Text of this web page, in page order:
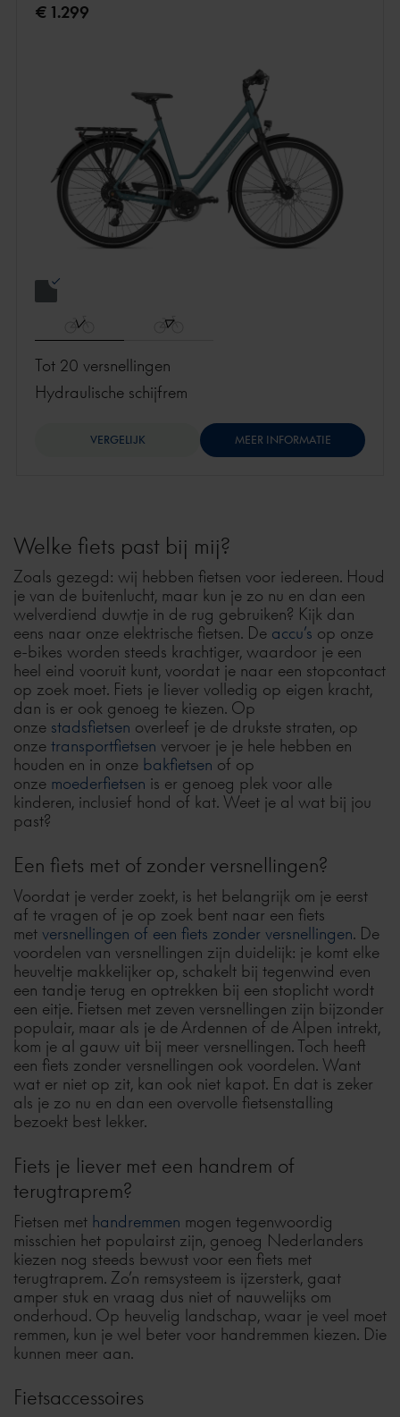
€ 1.299
Tot 20 versnellingen
hydraulische schijfrem
VERGELIJK MEER INFORMATIE
Welke fiets past bij mij?
Zoals gezegd: wij hebben fietsen voor iedereen. Houd
je van de buitenlucht, maar kun je zo nu en dan een
welverdiend duwtje in de rug gebruiken? Kijk dan
eens naar onze elektrische fietsen. De accu’s op onze
e-bikes worden steeds krachtiger, waardoor je een
heel eind vooruit kunt, voordat je naar een stopcontact
op zoek moet. Fiets je liever volledig op eigen kracht,
dan is er ook genoeg te kiezen. Op
onze stadsfietsen overleef je de drukste straten, op
onze transportfietsen vervoer je je hele hebben en
houden en in onze bakfietsen of op
onze moederfietsen is er genoeg plek voor alle
kinderen, inclusief hond of kat. Weet je al wat bij jou
past?
Een fiets met of zonder versnellingen?
Voordat je verder zoekt, is het belangrijk om je eerst
af te vragen of je op zoek bent naar een fiets
met versnellingen of een fiets zonder versnellingen. De
voordelen van versnellingen zijn duidelijk: je komt elke
heuveltje makkelijker op, schakelt bij tegenwind even
een tandje terug en optrekken bij een stoplicht wordt
een eitje. Fietsen met zeven versnellingen zijn bijzonder
populair, maar als je de Ardennen of de Alpen intrekt,
kom je al gauw uit bij meer versnellingen. Toch heeft
een fiets zonder versnellingen ook voordelen. Want
wat er niet op zit, kan ook niet kapot. En dat is zeker
als je zo nu en dan een overvolle fietsenstalling
bezoekt best lekker.
Fiets je liever met een handrem of
terugtraprem?
Fietsen met handremmen mogen tegenwoordig
misschien het populairst zijn, genoeg Nederlanders
kiezen nog steeds bewust voor een fiets met
terugtraprem. Zo’n remsysteem is ijzersterk, gaat
amper stuk en vraag dus niet of nauwelijks om
onderhoud. Op heuvelig landschap, waar je veel moet
remmen, kun je wel beter voor handremmen kiezen. Die
kunnen meer aan.
Fietsaccessoires